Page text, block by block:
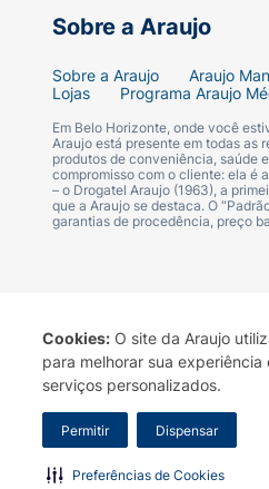
Cookies: O site da Araujo
para melhorar sua experiência
serviços personalizados.
Permitir Dispensar
Preferências de Cookies
Sobre a Araujo
Sobre a Araujo Araujo
Lojas
Programa Araujo
Em Belo Horizonte, onde você
Araujo está presente em todas as
produtos de conveniência, saúde
compromisso com o cliente: ela é
– o Drogatel Araujo (1963), a
que a Araujo se destaca. O
garantias de procedência, preço
Termo de Uso Portal da
A Drogaria Araujo S/A informa
marca. Para sua segurança
Araujo S.A. Em caso de dúvidas,
Razão Social: Drogaria Araujo
0300.313.1010 e (31) 3270-5000